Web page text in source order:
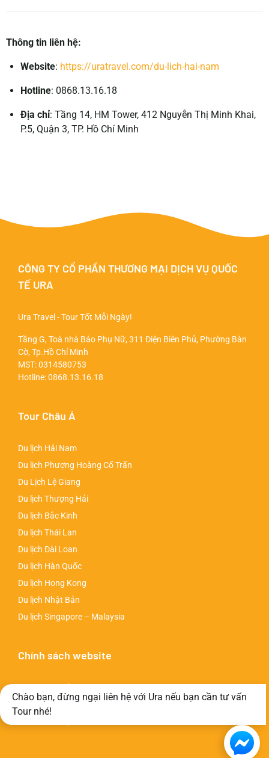
Thông tin liên hệ:
Website: https://uratravel.com/du-lich-hai-nam
Hotline: 0868.13.16.18
Địa chỉ:Tầng 14, HM Tower, 412 Nguyễn Thị Minh Khai,
P.5, Quận 3, TP. Hồ Chí Minh
CÔNG TY CỔ PHẦN THƯƠNG MẠI DỊCH VỤ QUỐC
TẾ URA
Ura Travel - Tour Tốt Mỗi Ngày!
Tầng G, Toà nhà Báo Phụ Nữ, 311 Điện Biên Phủ, Phường Bàn
Cờ, Tp.Hồ Chí Minh
MST: 0314580753
Hotline:0868.13.16.18
Tour Châu Á
Du lịch Hải Nam
Du lịch Phượng Hoàng Cổ Trấn
Du Lịch Lệ Giang
Du lịch Thượng Hải
Du lịch Bắc Kinh
Du lịch Thái Lan
Du lịch Đài Loan
Du lịch Hàn Quốc
Du lịch Hong Kong
Du lịch Nhật Bản
Du lịch Singapore – Malaysia
Chính sách website
Chính sách thanh toán
Chào bạn, đừng ngại liên hệ với Ura nếu bạn cần tư vấn
Tour nhé!